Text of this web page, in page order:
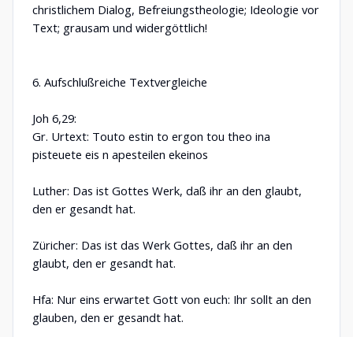
christlichem Dialog, Befreiungstheologie; Ideologie vor
Text; grausam und widergöttlich!
6. Aufschlußreiche Textvergleiche
Joh 6,29:
Gr. Urtext: Touto estin to ergon tou theo ina
pisteuete eis n apesteilen ekeinos
Luther: Das ist Gottes Werk, daß ihr an den glaubt,
den er gesandt hat.
Züricher: Das ist das Werk Gottes, daß ihr an den
glaubt, den er gesandt hat.
Hfa: Nur eins erwartet Gott von euch: Ihr sollt an den
glauben, den er gesandt hat.